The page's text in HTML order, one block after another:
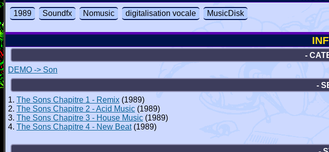
1989 Soundfx Nomusic digitalisation vocale MusicDisk
-
DEMO -> Son
-
1. The Sons Chapitre 1 - Remix (1989)
2. The Sons Chapitre 2 - Acid Music (1989)
3. The Sons Chapitre 3 - House Music (1989)
4. The Sons Chapitre 4 - New Beat(1989)